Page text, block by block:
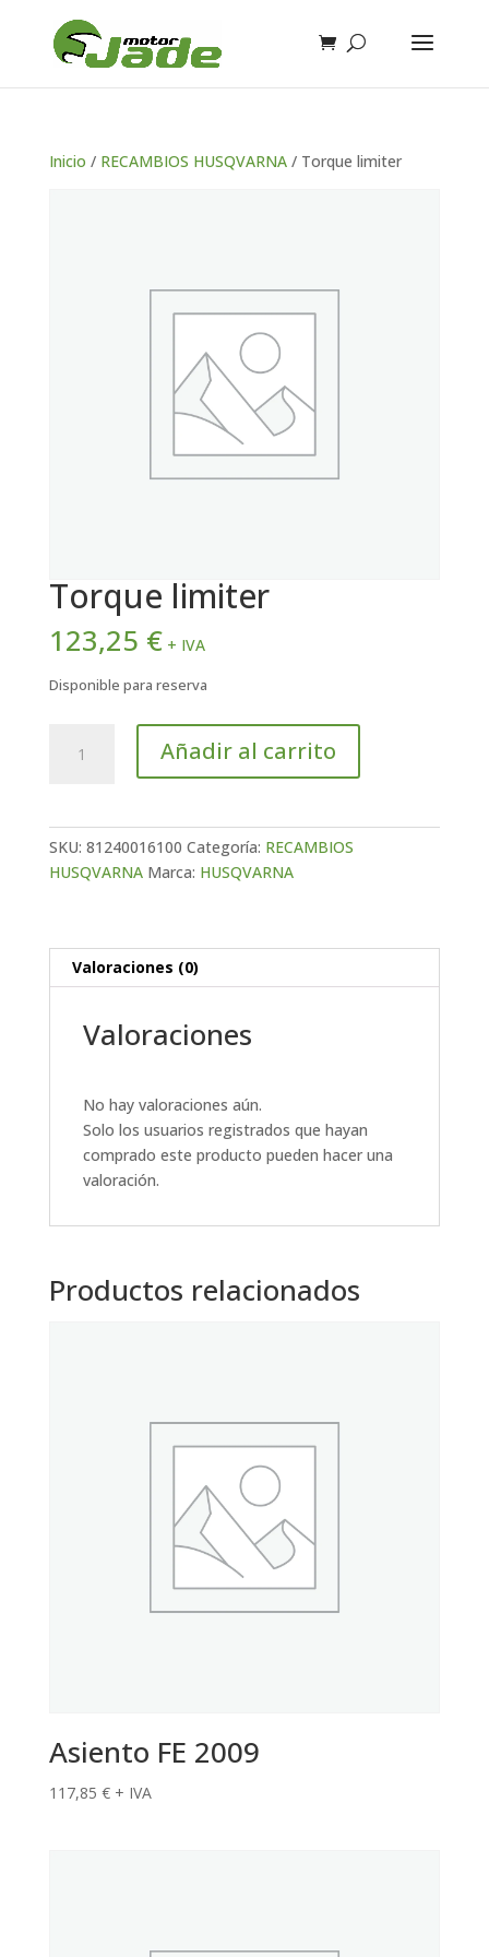
Inicio / RECAMBIOS HUSQVARNA/ Torque limiter
Torque limiter
123,25 € + IVA
Disponible para reserva
limiter
Añadir al carrito
SKU: 81240016100 Categoría: RECAMBIOS
HUSQVARNA Marca: HUSQVARNA
Valoraciones (0)
Valoraciones
No hay valoraciones aún.
Solo los usuarios registrados que hayan
comprado este producto pueden hacer una
valoración.
Productos relacionados
Asiento FE 2009
117,85 € + IVA